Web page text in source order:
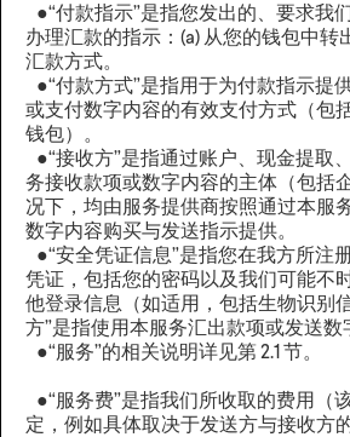
●“付款指示”是指您发出的、要求我
办理汇款的指示：(a) 从您的钱包中转
汇款方式。
●“付款方式”是指用于为付款指示提
或支付数字内容的有效支付方式（包
钱包）。
●“接收方”是指通过账户、现金提取
务接收款项或数字内容的主体（包括
况下，均由服务提供商按照通过本服
数字内容购买与发送指示提供。
●“安全凭证信息”是指您在我方所注
凭证，包括您的密码以及我们可能不
他登录信息（如适用，包括生物识
方”是指使用本服务汇出款项或发送
●“服务”的相关说明详见第 2.1 节。
●“服务费”是指我们所收取的费用（
定，例如具体取决于发送方与接收方